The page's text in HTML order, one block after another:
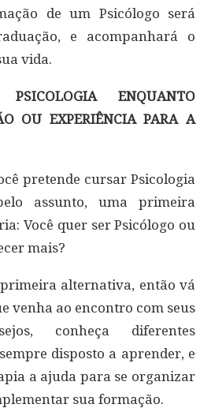
de um Psicólogo será
e acompanhará o
vida.
ENQUANTO
OU EXPERIÊNCIA PARA A
pretende cursar Psicologia
assunto, uma primeira
Você quer ser Psicólogo ou
mais?
alternativa, então vá
venha ao encontro com seus
conheça diferentes
disposto a aprender, e
a ajuda para se organizar
sua formação.